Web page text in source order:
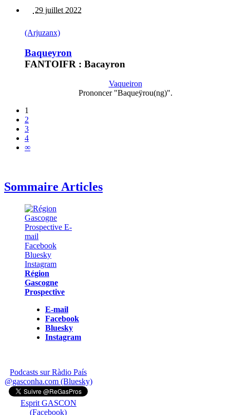
29 juillet 2022
(Arjuzanx)
Baqueyron
FANTOIFR : Bacayron
Vaqueiron
Prononcer "Baqueÿrou(ng)".
1
2
3
4
∞
Sommaire Articles
Région
Gascogne
Prospective
E-mail
Facebook
Bluesky
Instagram
Podcasts sur Ràdio País
@gasconha.com (Bluesky)
Esprit GASCON
(Facebook)